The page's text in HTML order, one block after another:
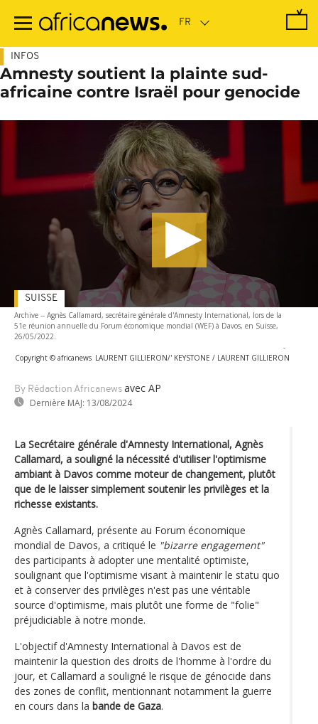
contenu
INFOS
Amnesty soutient la plainte sud-
africaine contre Israël pour genocide
Archive -- Agnès Callamard, secrétaire générale d'Amnesty International, lors de la
51e réunion annuelle du Forum économique mondial (WEF) à Davos, en Suisse,
26/05/2022.
-
Copyright © africanews LAURENT GILLIERON/' KEYSTONE / LAURENT GILLIERON
By Rédaction Africanews avec AP
Dernière MAJ: 13/08/2024
SUISSE
La Secrétaire générale d'Amnesty International, Agnès
Callamard, a souligné la nécessité d'utiliser l'optimisme
ambiant à Davos comme moteur de changement, plutôt
que de le laisser simplement soutenir les privilèges et la
richesse existants.
Agnès Callamard, présente au Forum économique
mondial de Davos, a critiqué le "bizarre engagement"
des participants à adopter une mentalité optimiste,
soulignant que l'optimisme visant à maintenir le statu quo
et à conserver des privilèges n'est pas une véritable
source d'optimisme, mais plutôt une forme de "folie"
préjudiciable à notre monde.
L'objectif d'Amnesty International à Davos est de
maintenir la question des droits de l'homme à l'ordre du
jour, et Callamard a souligné le risque de génocide dans
des zones de conflit, mentionnant notamment la guerre
en cours dans la bande de Gaza.